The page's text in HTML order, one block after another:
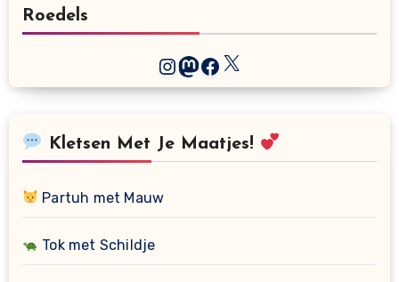
Roedels
Instagram
Mastodon
Facebook
X
Kletsen Met Je Maatjes!
Partuh met Mauw
Tok met Schildje